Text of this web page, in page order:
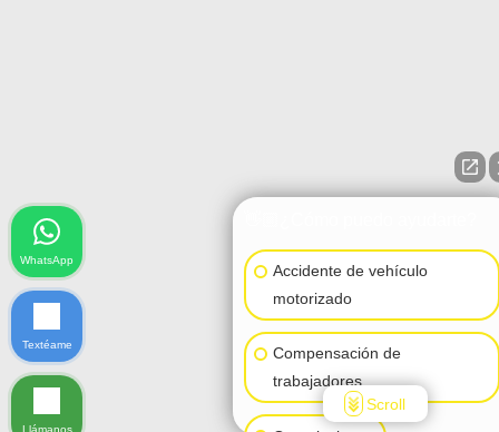
Accidente de vehículo
motorizado
Compensación de
trabajadores
Scroll
WhatsApp
Textéame
Llámanos